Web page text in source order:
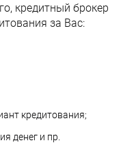
кредитный брокер
за Вас:
кредитования;
денег и пр.